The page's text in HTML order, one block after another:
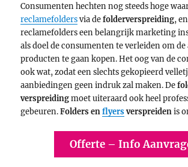
Consumenten hechten nog steeds hoge
reclamefoldersvia defolderverspreiding,
reclamefolders een belangrijk marketing
als doel de consumenten te verleiden om de
producten te gaan kopen. Het oog van de
ook wat, zodat een slechts gekopieerd
aanbiedingen geen indruk zal maken. De
verspreidingmoet uiteraard ook heel
gebeuren.Folders enflyersverspreiden is
Offerte – Info